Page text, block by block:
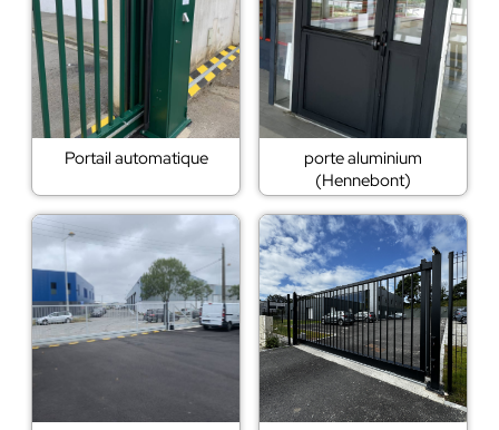
Portail automatique
porte aluminium
(Hennebont)